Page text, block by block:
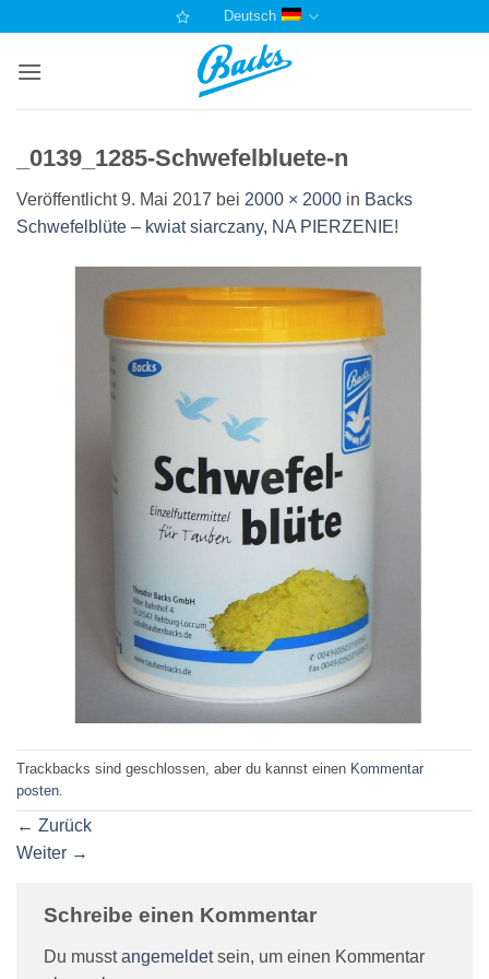
springen
Deutsch
_0139_1285-Schwefelbluete-n
Veröffentlicht9. Mai 2017 bei 2000 × 2000 in Backs
Schwefelblüte – kwiat siarczany, NA PIERZENIE!
Trackbacks sind geschlossen, aber du kannst einen Kommentar
posten
← Zurück
Weiter →
Schreibe einen Kommentar
Du musstangemeldetsein, um einen Kommentar